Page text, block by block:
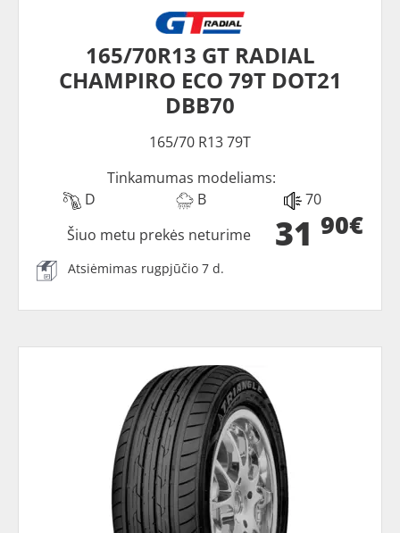
165/70R13 GT RADIAL
CHAMPIRO ECO 79T DOT21
DBB70
165/70 R13 79T
Tinkamumas modeliams:
D
B 70
31 90€
Šiuo metu prekės neturime
Atsiėmimas rugpjūčio 7 d.